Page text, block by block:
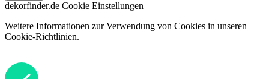
dekorfinder.de Cookie Einstellungen
Weitere Informationen zur Verwendung von Cookies in unseren
Cookie-Richtlinien.